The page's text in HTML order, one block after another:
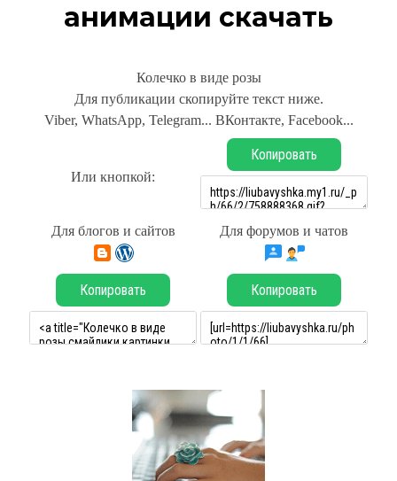
анимации скачать
Колечко в виде розы
Для публикации скопируйте текст ниже.
Viber, WhatsApp, Telegram... ВКонтакте, Facebook...
Или кнопкой:
Копировать
Для блогов и сайтов Для форумов и чатов
Копировать Копировать